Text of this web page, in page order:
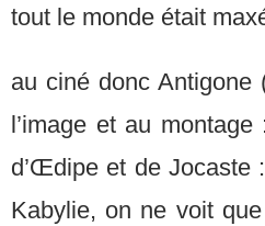
tout le monde était
au ciné donc Antigone
l’image et au
d’Œdipe et de Jocaste
Kabylie, on ne voit